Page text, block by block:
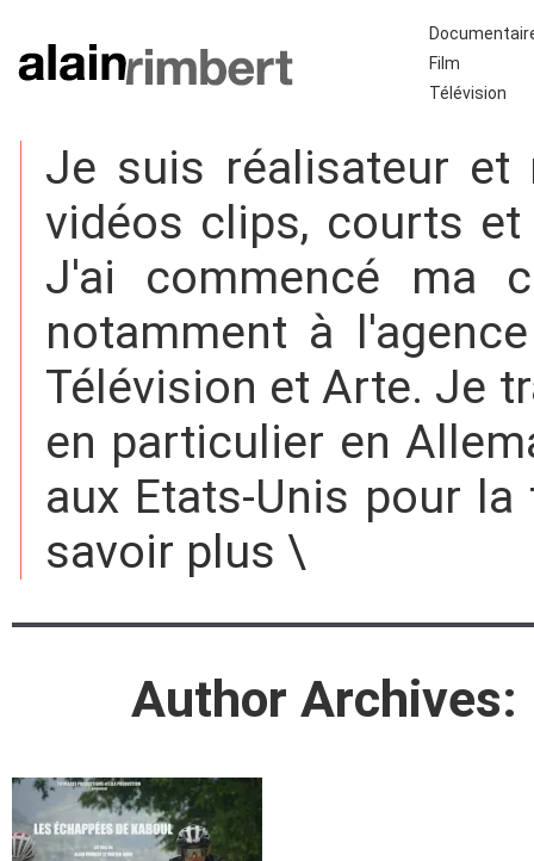
Film
Télévision
Je suis réalisateur et
vidéos clips, courts
J'ai commencé ma
notamment à
Télévision et Arte. Je
en particulier en
aux Etats-Unis pour
savoir plus \
Author Archives: